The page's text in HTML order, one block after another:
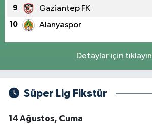
9 Gaziantep FK
10 Alanyaspor
Detaylar için tıklayın
Süper Lig Fikstür
14 Ağustos, Cuma